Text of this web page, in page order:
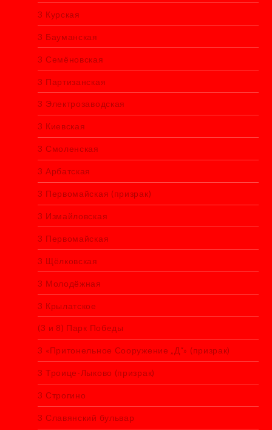
3 Курская
3 Бауманская
3 Семёновская
3 Партизанская
3 Электрозаводская
3 Киевская
3 Смоленская
3 Арбатская
3 Первомайская (призрак)
3 Измайловская
3 Первомайская
3 Щёлковская
3 Молодёжная
3 Крылатское
(3 и 8) Парк Победы
3 «Притонельное Сооружение „Д“» (призрак)
3 Троице-Лыково (призрак)
3 Строгино
3 Славянский бульвар